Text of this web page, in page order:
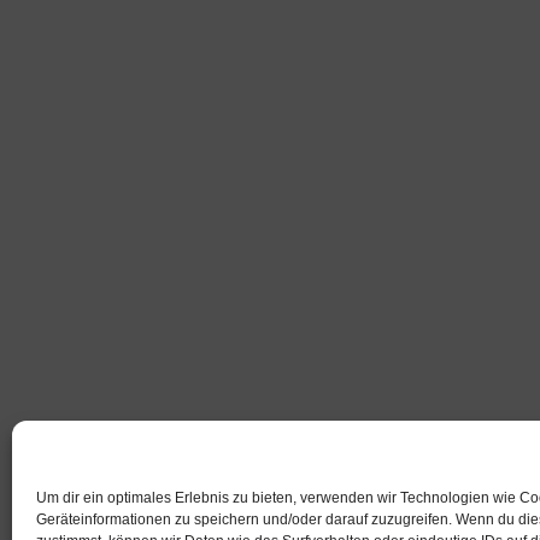
Um dir ein optimales Erlebnis zu bieten, verwenden wir Technologien wie
Geräteinformationen zu speichern und/oder darauf zuzugreifen. Wenn du